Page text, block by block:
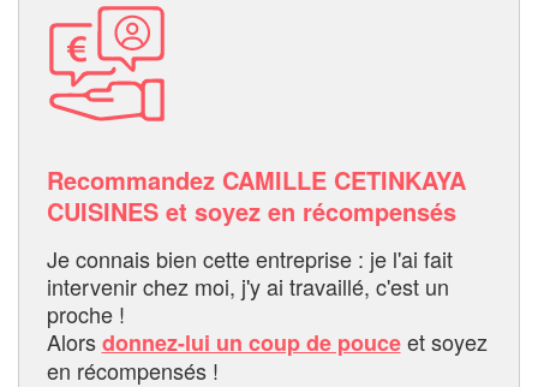
Recommandez CAMILLE CETINKAYA
CUISINES et soyez en récompensés
Je connais bien cette entreprise : je l'ai fait
intervenir chez moi, j'y ai travaillé, c'est un
proche !
Alorsdonnez-lui un coup de pouceet soyez
en récompensés !